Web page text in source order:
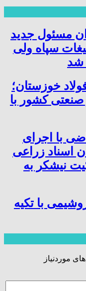
مسئول جدید
سپاه ولی
شد
خوزستان؛
کشور با
با اجرای
اسناد زراعی
نیشکر به
با تکیه
موردنیاز